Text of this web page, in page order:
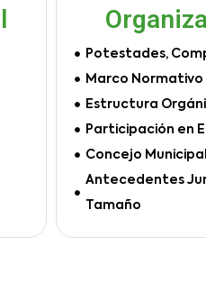
Potestades,
Marco Normativo
Estructura
Participación en
Concejo Municipal
Antecedentes
Tamaño